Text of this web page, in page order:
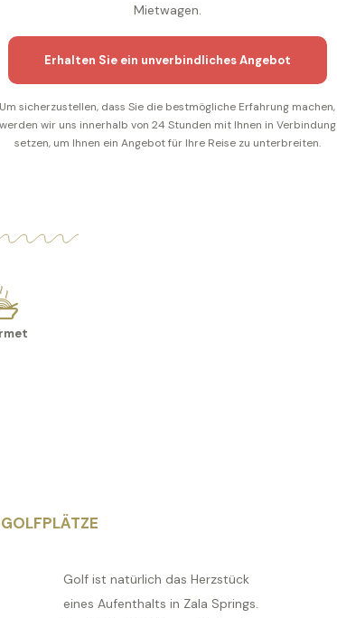
Mietwagen.
Erhalten Sie ein unverbindliches Angebot
Um sicherzustellen, dass Sie die bestmögliche Erfahrung machen,
werden wir uns innerhalb von 24 Stunden mit Ihnen in Verbindung
setzen, um Ihnen ein Angebot für Ihre Reise zu unterbreiten.
GOLFPLÄTZE
Golf ist natürlich das Herzstück
eines Aufenthalts in Zala Springs.